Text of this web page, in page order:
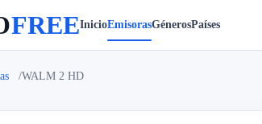
FREEInicioEmisorasGénerosPaíses
WALM 2 HD